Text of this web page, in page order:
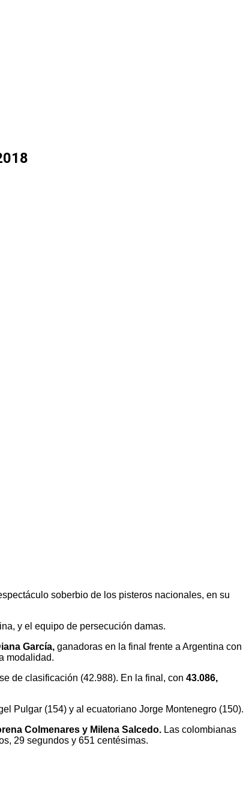
soberbio de los pisteros nacionales, en su
y el equipo de persecución damas.
García, ganadoras en la final frente a Argentina con
modalidad.
de clasificación (42.988). En la final, con 43.086,
Pulgar (154) y al ecuatoriano Jorge Montenegro (150).
Colmenares y Milena Salcedo. Las colombianas
29 segundos y 651 centésimas.